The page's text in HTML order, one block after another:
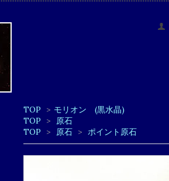
TOP > モリオン (黒水晶)
TOP
>
原石
TOP
> 原石 > ポイント原石